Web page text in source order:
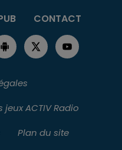
CONTACT
ACTIV Radio
Plan du site